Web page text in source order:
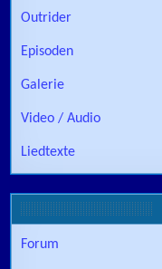
Outrider
Episoden
Galerie
Video / Audio
Liedtexte
Forum